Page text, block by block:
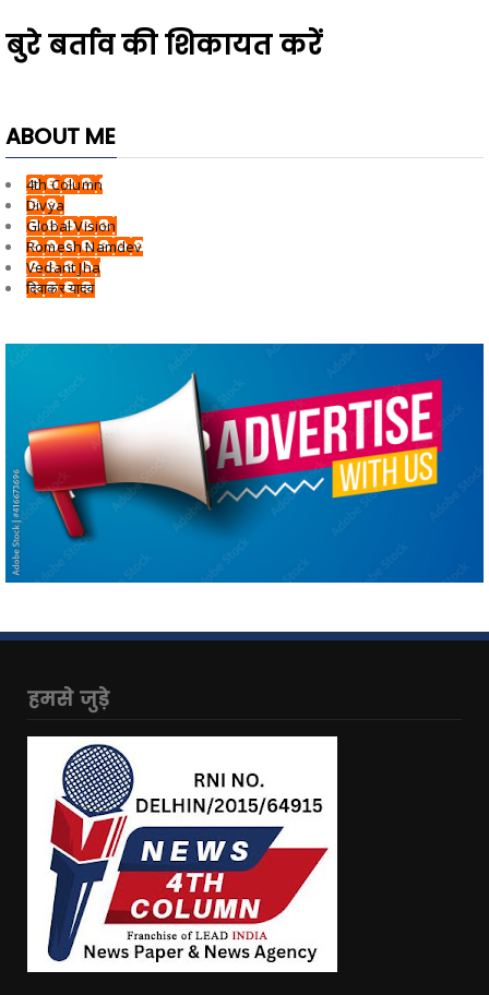
बुरे बर्ताव की शिकायत करें
ABOUT ME
4th Column
Divya
Global Vision
Romesh Namdev
Vedant Jha
दिवाकर यादव
हमसे जुड़े